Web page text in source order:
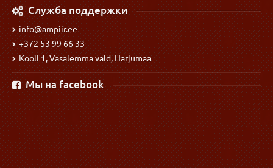
Служба поддержки
info@ampiir.ee
+372 53 99 66 33
Kooli 1, Vasalemma vald, Harjumaa
Мы на facebook